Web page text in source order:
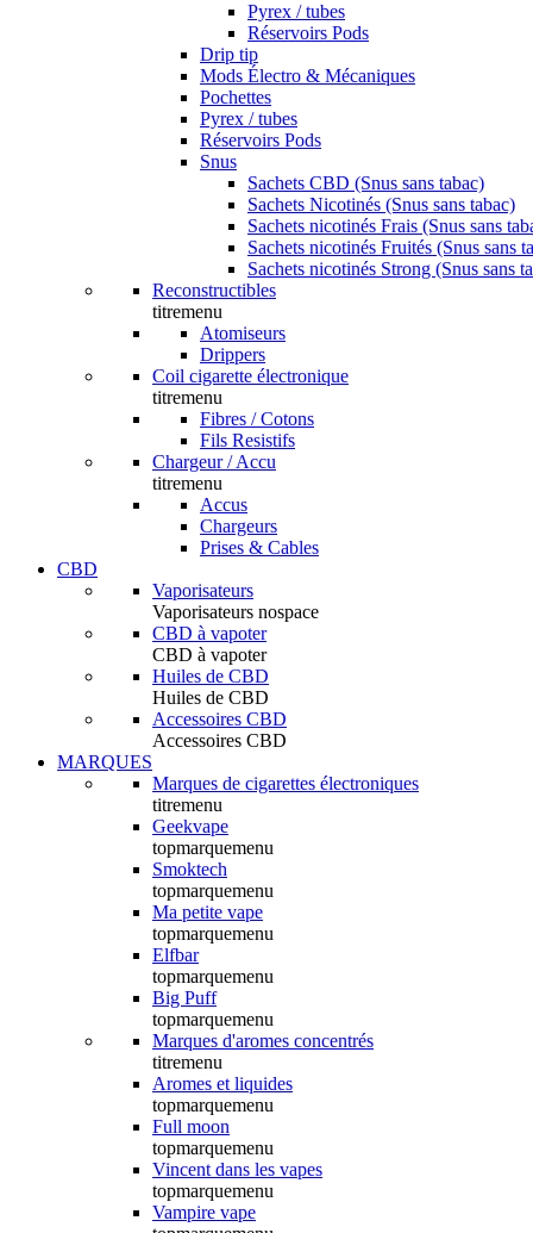
Pyrex / tubes
Réservoirs Pods
Drip tip
Mods Électro & Mécaniques
Pochettes
Pyrex / tubes
Réservoirs Pods
Snus
Sachets CBD (Snus sans tabac)
Sachets Nicotinés (Snus sans tabac)
Sachets nicotinés Frais (Snus sans
Sachets nicotinés Fruités (Snus sans
Sachets nicotinés Strong (Snus sans
Reconstructibles
titremenu
Atomiseurs
Drippers
Coil cigarette électronique
titremenu
Fibres / Cotons
Fils Resistifs
Chargeur / Accu
titremenu
Accus
Chargeurs
Prises & Cables
CBD
Vaporisateurs
Vaporisateurs nospace
CBD à vapoter
CBD à vapoter
Huiles de CBD
Huiles de CBD
Accessoires CBD
Accessoires CBD
MARQUES
Marques de cigarettes électroniques
titremenu
Geekvape
topmarquemenu
Smoktech
topmarquemenu
Ma petite vape
topmarquemenu
Elfbar
topmarquemenu
Big Puff
topmarquemenu
Marques d'aromes concentrés
titremenu
Aromes et liquides
topmarquemenu
Full moon
topmarquemenu
Vincent dans les vapes
topmarquemenu
Vampire vape